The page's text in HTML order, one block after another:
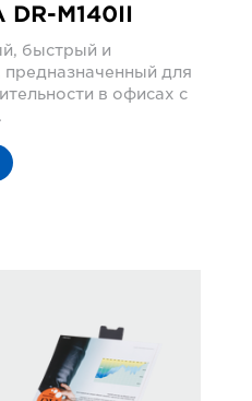
DR-M140II
быстрый и
предназначенный для
в офисах с